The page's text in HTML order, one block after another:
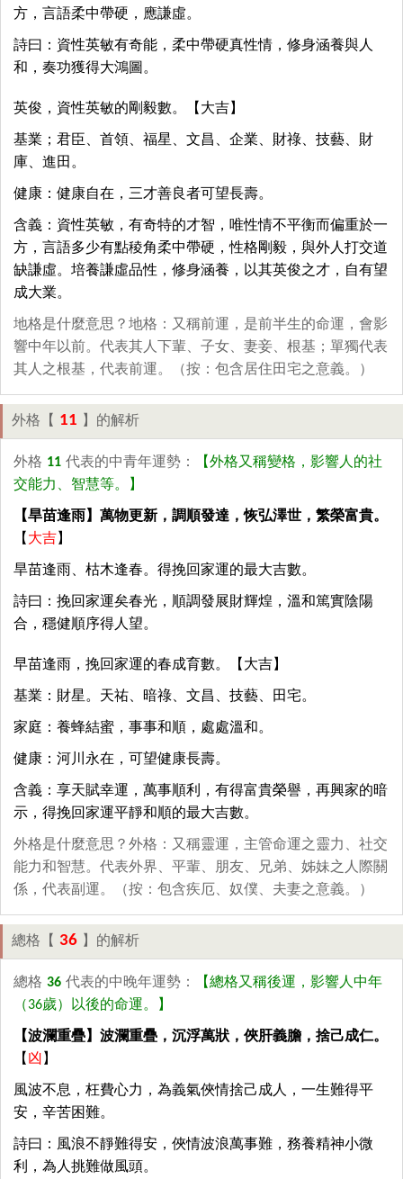
方，言語柔中帶硬，應謙虛。
詩曰：資性英敏有奇能，柔中帶硬真性情，修身涵養與人
和，奏功獲得大鴻圖。
英俊，資性英敏的剛毅數。【大吉】
基業；君臣、首領、福星、文昌、企業、財祿、技藝、財
庫、進田。
健康：健康自在，三才善良者可望長壽。
含義：資性英敏，有奇特的才智，唯性情不平衡而偏重於一
方，言語多少有點稜角柔中帶硬，性格剛毅，與外人打交道
缺謙虛。培養謙虛品性，修身涵養，以其英俊之才，自有望
成大業。
地格是什麼意思？地格：又稱前運，是前半生的命運，會影
響中年以前。代表其人下輩、子女、妻妾、根基；單獨代表
其人之根基，代表前運。（按：包含居住田宅之意義。）
外格【 11 】的解析
外格 11 代表的中青年運勢：
【外格又稱變格，影響人的社
交能力、智慧等。】
【旱苗逢雨】萬物更新，調順發達，恢弘澤世，繁榮富貴。
【 大吉】
旱苗逢雨、枯木逢春。得挽回家運的最大吉數。
詩曰：挽回家運矣春光，順調發展財輝煌，溫和篤實陰陽
合，穩健順序得人望。
早苗逢雨，挽回家運的春成育數。【大吉】
基業：財星。天祐、暗祿、文昌、技藝、田宅。
家庭：養蜂結蜜，事事和順，處處溫和。
健康：河川永在，可望健康長壽。
含義：享天賦幸運，萬事順利，有得富貴榮譽，再興家的暗
示，得挽回家運平靜和順的最大吉數。
外格是什麼意思？外格：又稱靈運，主管命運之靈力、社交
能力和智慧。代表外界、平輩、朋友、兄弟、姊妹之人際關
係，代表副運。（按：包含疾厄、奴僕、夫妻之意義。）
總格【 36 】的解析
總格 36 代表的中晚年運勢：
【總格又稱後運，影響人中年
（36歲）以後的命運。】
【波瀾重疊】波瀾重疊，沉浮萬狀，俠肝義膽，捨己成仁。
【 凶 】
風波不息，枉費心力，為義氣俠情捨己成人，一生難得平
安，辛苦困難。
詩曰：風浪不靜難得安，俠情波浪萬事難，務養精神小微
利，為人挑難做風頭。